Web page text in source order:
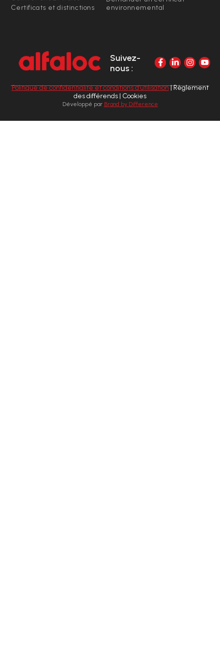
Certificats et distinctions
environnemental
Suivez-
nous :
Politique de confidentialité et conditions d’utilisation| Règlement
des différends | Cookies
Développé par Brand by Difference